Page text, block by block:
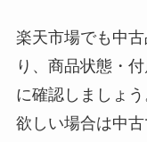
楽天市場でも中
り、商品状態・
に確認しましょ
欲しい場合は中古